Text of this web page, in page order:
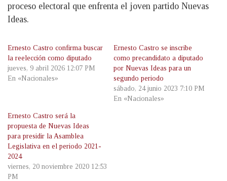
proceso electoral que enfrenta el joven partido Nuevas
Ideas.
Ernesto Castro confirma buscar
la reelección como diputado
jueves, 9 abril 2026 12:07 PM
En «Nacionales»
Ernesto Castro se inscribe
como precandidato a diputado
por Nuevas Ideas para un
segundo periodo
sábado, 24 junio 2023 7:10 PM
En «Nacionales»
Ernesto Castro será la
propuesta de Nuevas Ideas
para presidir la Asamblea
Legislativa en el periodo 2021-
2024
viernes, 20 noviembre 2020 12:53
PM